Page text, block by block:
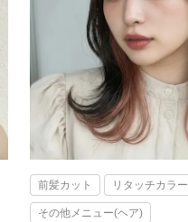
前髪カット リタッチカラー
その他メニュー(ヘア)